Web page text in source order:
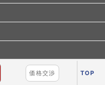
All rights reserved.
価格交渉 TOP